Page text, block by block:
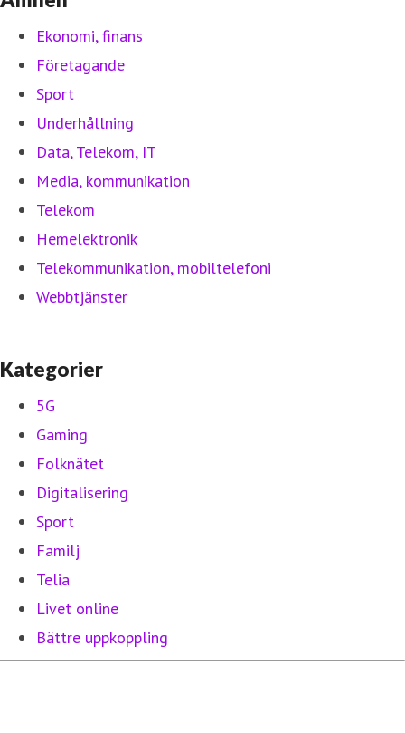
Ekonomi, finans
Företagande
Sport
Underhållning
Data, Telekom, IT
Media, kommunikation
Telekom
Hemelektronik
Telekommunikation, mobiltelefoni
Webbtjänster
Kategorier
5G
Gaming
Folknätet
Digitalisering
Sport
Familj
Telia
Livet online
Bättre uppkoppling